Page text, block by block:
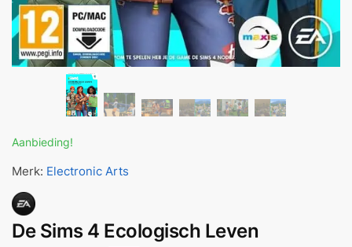
Aanbieding!
Merk: Electronic Arts
De Sims 4 Ecologisch Leven